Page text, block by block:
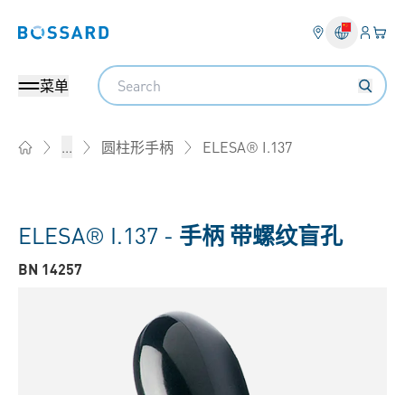
Bossard homepage 登入
您
菜单
Search
... 圆柱形手柄 ELESA® I.137
ELESA® I.137 - 手柄 带螺纹盲孔
BN 14257